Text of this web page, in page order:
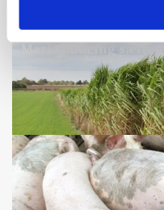
Markvandring sætter